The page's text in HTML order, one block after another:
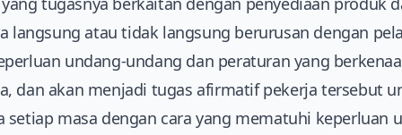
langsung atau tidak langsung berurusan dengan
undang-undang dan peraturan yang
dan akan menjadi tugas afirmatif pekerja tersebut
masa dengan cara yang mematuhi keperluan